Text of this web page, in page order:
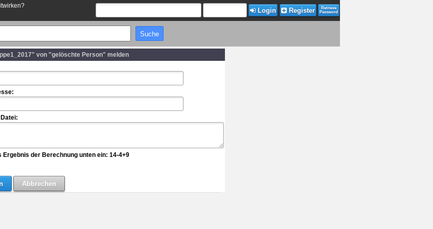
Login Register
Retrieve
Password
von "gelöschte Person" melden
Ergebnis der Berechnung unten ein: 14-4+9